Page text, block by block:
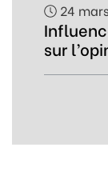
24
sur